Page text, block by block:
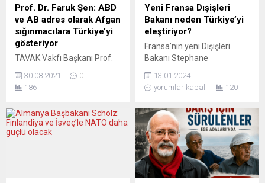
Prof. Dr. Faruk Şen: ABD
ve AB adres olarak Afgan
sığınmacılara Türkiye’yi
gösteriyor
TAVAK Vakfı Başkanı Prof.
en başından 1 milyon
Afgan’ı Türkiye’ye
yarayanları almak istiyor.
ABD’nin bu yaklaşımı
30.08.2021
0
186
Yeni Fransa Dışişleri
Bakanı neden Türkiye’yi
eleştiriyor?
Fransa’nın yeni Dışişleri
Bakanı Stephane
eleştirmesinin nedenleri
henüz net olarak
Bakanın Türkiye ve
Azerbaycan’a karşı sert bir
tutumu olduğu biliniyor.
Sejourne, Türkiye-AB
ilişkilerinde yeni bir iş birliği
formatını savunuyor.
13.01.2024
yorumlar kapalı
120